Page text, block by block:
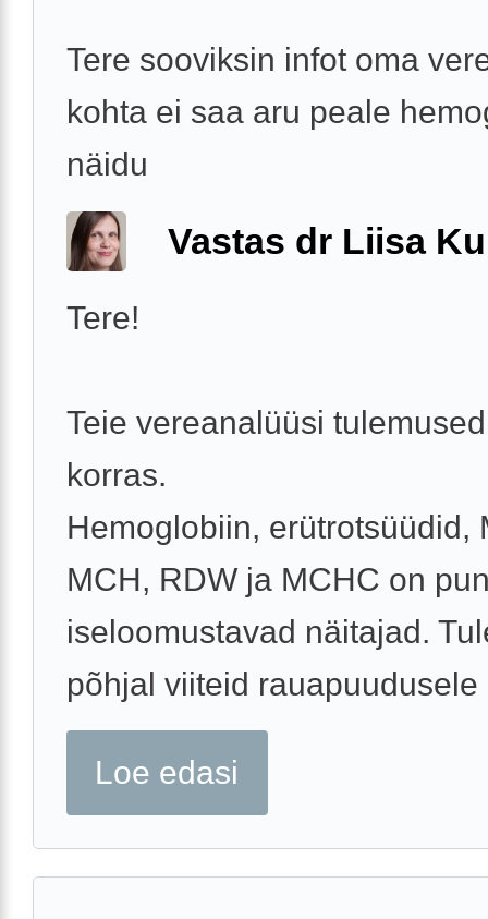
Tere sooviksin infot oma
kohta ei saa aru peale
näidu
Vastas dr Liisa
Tere!
Teie vereanalüüsi
korras.
Hemoglobiin, erütrotsüüdid,
MCH, RDW ja MCHC on
iseloomustavad näitajad.
põhjal viiteid rauapuudusele
Loe edasi